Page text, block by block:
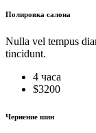
Полировка салона
Nulla vel tempus
tincidunt.
4 часа
$3200
Чернение шин